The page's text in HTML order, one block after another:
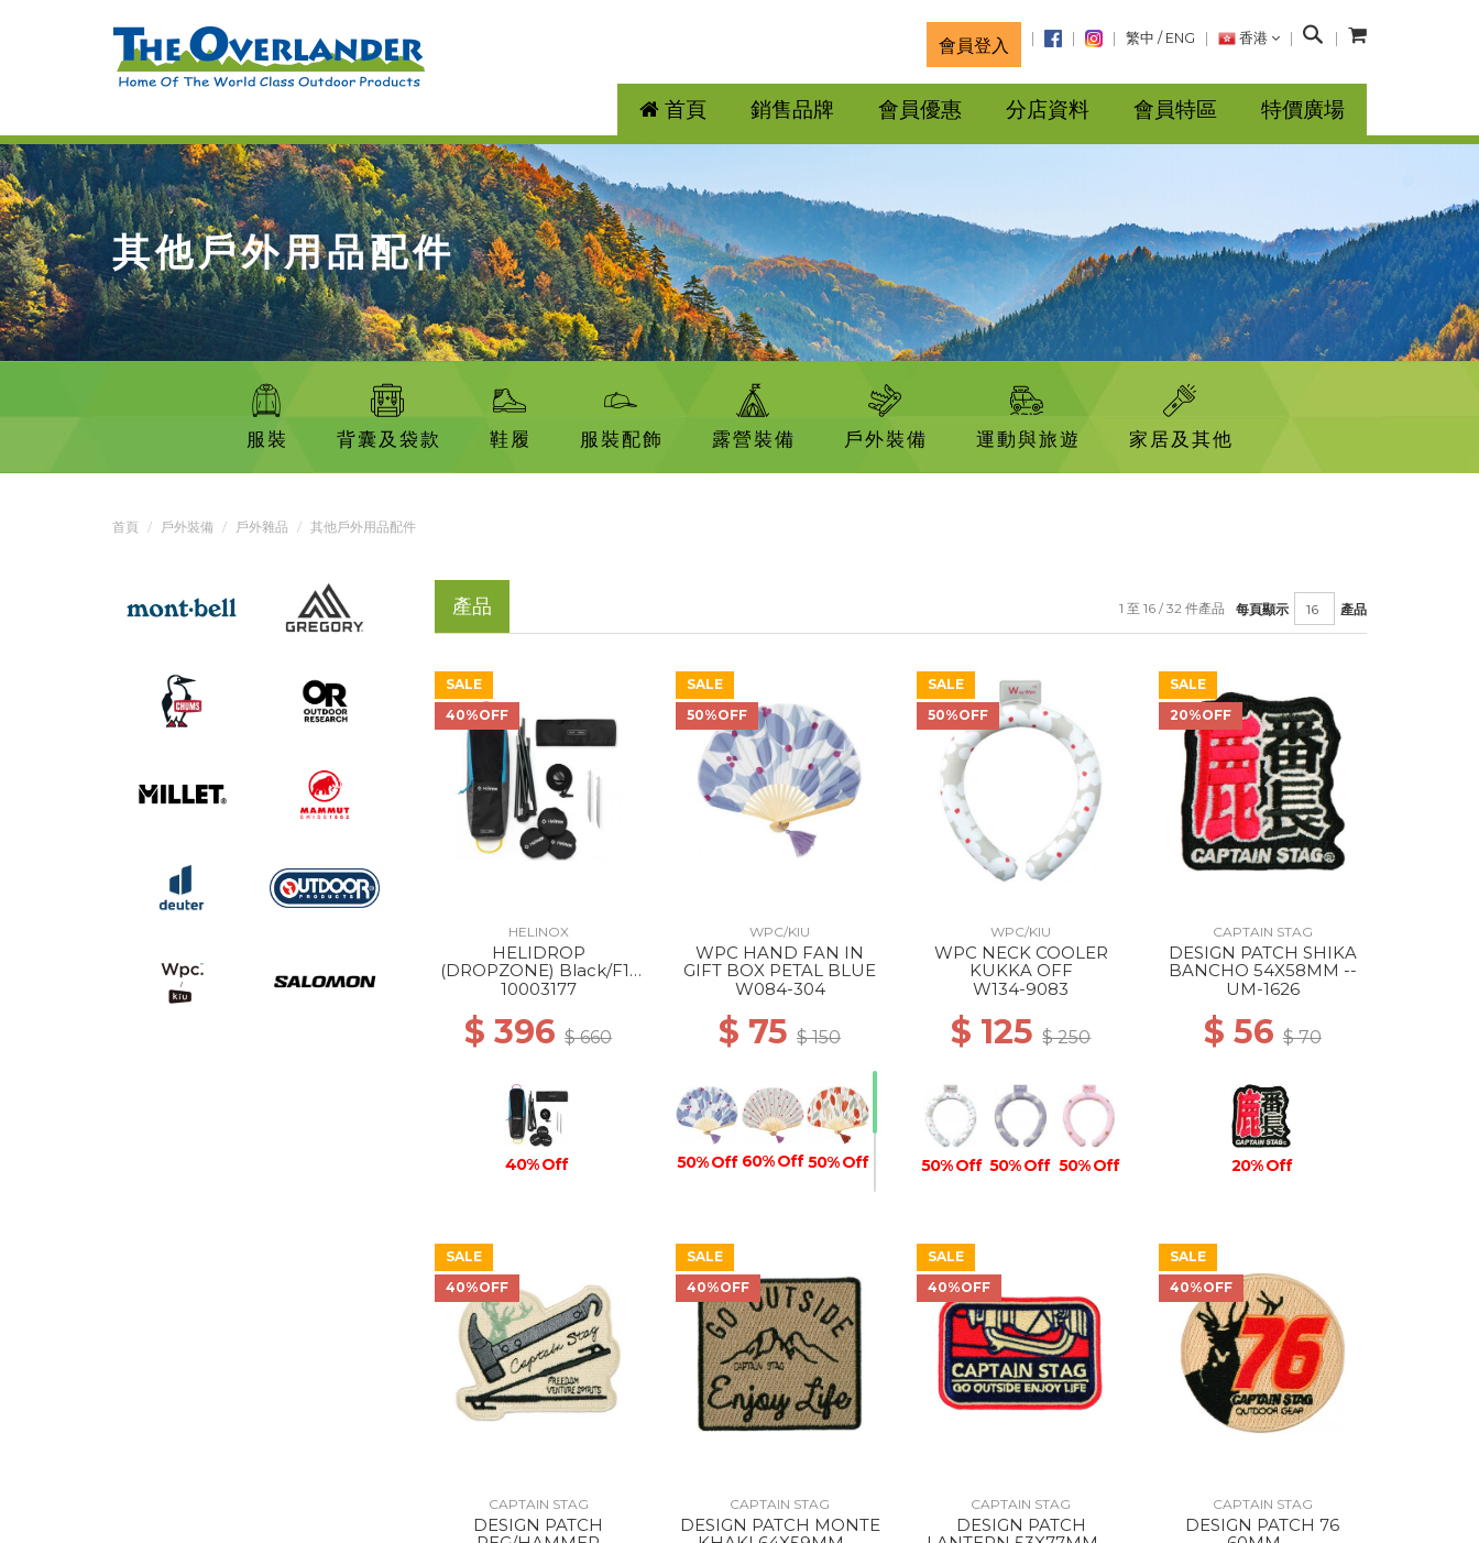
會員登入 繁中 / ENG 香港
搜
首頁 銷售品牌 會員優惠 分店資料 會員特區 特價廣場
其他戶外用品配件
服裝 背囊及袋款 鞋履 服裝配飾 露營裝備 戶外裝備 運動與旅遊 家居及其他
首頁 戶外裝備 戶外雜品 其他戶外用品配件
產品 每頁顯示 產品
1 至 16 / 32 件產品
SALE
40%OFF
HELINOX
HELIDROP
(DROPZONE) Black/F11
Steel Grey
10003177
$ 396$ 660
40% Off
SALE
50%OFF
WPC/KIU
WPC HAND FAN IN
GIFT BOX PETAL BLUE
W084-304
$ 75$ 150
50% Off 60% Off 50% Off
40% Off
SALE
50%OFF
WPC/KIU
WPC NECK COOLER
KUKKA OFF
W134-9083
$ 125$ 250
50% Off 50% Off 50% Off
SALE
20%OFF
CAPTAIN STAG
DESIGN PATCH SHIKA
BANCHO 54X58MM --
UM-1626
$ 56 $ 70
20% Off
SALE
40%OFF
CAPTAIN STAG
DESIGN PATCH
SALE
40%OFF
CAPTAIN STAG
DESIGN PATCH MONTE
SALE
40%OFF
CAPTAIN STAG
DESIGN PATCH
SALE
40%OFF
CAPTAIN STAG
DESIGN PATCH 76